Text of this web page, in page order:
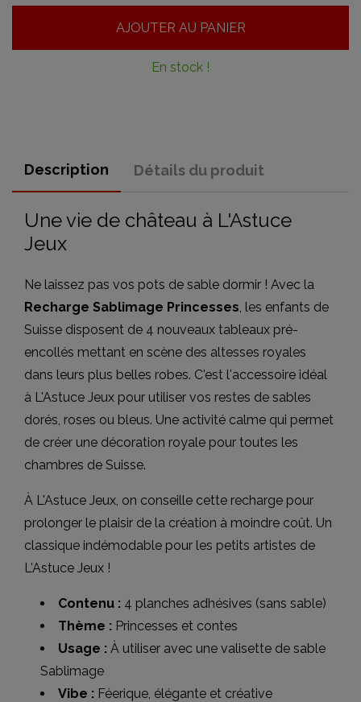
AJOUTER AU PANIER
En stock !
Description Détails du produit
Une vie de château à L'Astuce
Jeux
Ne laissez pas vos pots de sable dormir ! Avec la
Recharge Sablimage Princesses, les enfants de
Suisse disposent de 4 nouveaux tableaux pré-
encollés mettant en scène des altesses royales
dans leurs plus belles robes. C'est l'accessoire idéal
à L'Astuce Jeux pour utiliser vos restes de sables
dorés, roses ou bleus. Une activité calme qui permet
de créer une décoration royale pour toutes les
chambres de Suisse.
À L'Astuce Jeux, on conseille cette recharge pour
prolonger le plaisir de la création à moindre coût. Un
classique indémodable pour les petits artistes de
L'Astuce Jeux !
Contenu : 4 planches adhésives (sans sable)
Thème : Princesses et contes
Usage : À utiliser avec une valisette de sable
Sablimage
Vibe : Féerique, élégante et créative